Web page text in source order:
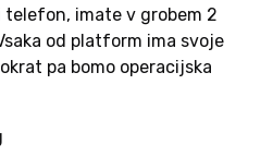
telefon, imate v grobem 2
od platform ima svoje
pa bomo operacijska
najprej v ograjeni nasad